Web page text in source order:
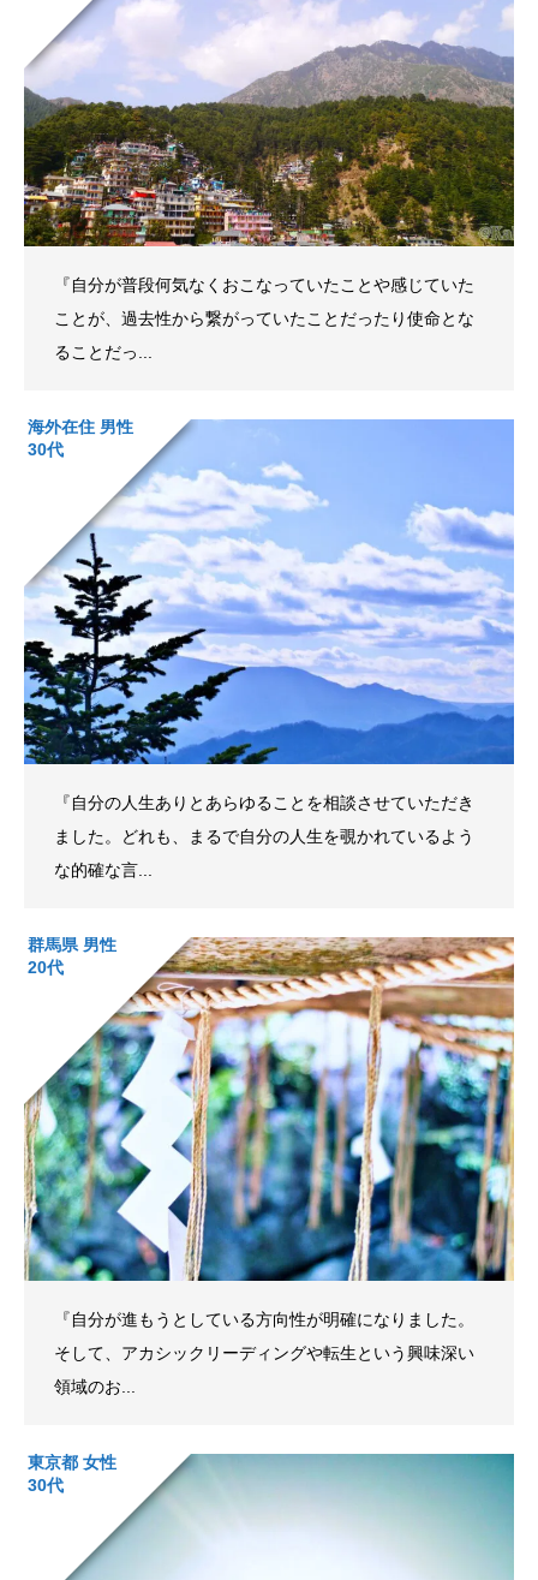
『自分が普段何気なくおこなっていたことや感じていた
ことが、過去性から繋がっていたことだったり使命とな
ることだっ...
海外在住 男性
30代
『自分の人生ありとあらゆることを相談させていただき
ました。どれも、まるで自分の人生を覗かれているよう
な的確な言...
群馬県 男性
20代
『自分が進もうとしている方向性が明確になりました。
そして、アカシックリーディングや転生という興味深い
領域のお...
東京都 女性
30代